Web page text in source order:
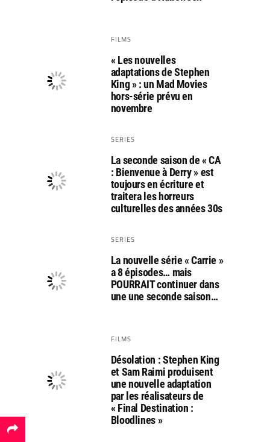
FILMS
« Les nouvelles
adaptations de Stephen
King » : un Mad Movies
hors-série prévu en
novembre
SERIES
La seconde saison de « CA
: Bienvenue à Derry » est
toujours en écriture et
traitera les horreurs
culturelles des années 30s
SERIES
La nouvelle série « Carrie »
a 8 épisodes… mais
POURRAIT continuer dans
une une seconde saison…
FILMS
Désolation : Stephen King
et Sam Raimi produisent
une nouvelle adaptation
par les réalisateurs de
« Final Destination :
Bloodlines »